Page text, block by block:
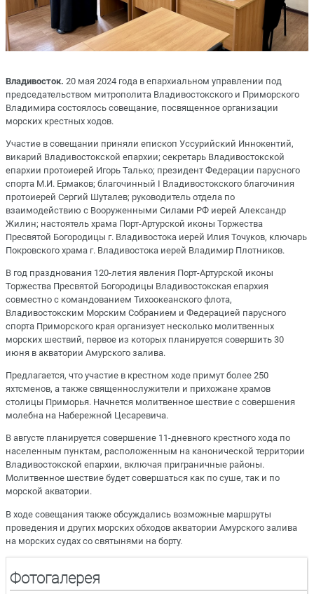
Владивосток. 20 мая 2024 года в епархиальном управлении под
председательством митрополита Владивостокского и Приморского
Владимира состоялось совещание, посвященное организации
морских крестных ходов.
Участие в совещании приняли епископ Уссурийский Иннокентий,
викарий Владивостокской епархии; секретарь Владивостокской
епархии протоиерей Игорь Талько; президент Федерации парусного
спорта М.И. Ермаков; благочинный I Владивостокского благочиния
протоиерей Сергий Шуталев; руководитель отдела по
взаимодействию с Вооруженными Силами РФ иерей Александр
Жилин; настоятель храма Порт-Артурской иконы Торжества
Пресвятой Богородицы г. Владивостока иерей Илия Точуков, ключарь
Покровского храма г. Владивостока иерей Владимир Плотников.
В год празднования 120-летия явления Порт-Артурской иконы
Торжества Пресвятой Богородицы Владивостокская епархия
совместно с командованием Тихоокеанского флота,
Владивостокским Морским Собранием и Федерацией парусного
спорта Приморского края организует несколько молитвенных
морских шествий, первое из которых планируется совершить 30
июня в акватории Амурского залива.
Предлагается, что участие в крестном ходе примут более 250
яхтсменов, а также священнослужители и прихожане храмов
столицы Приморья. Начнется молитвенное шествие с совершения
молебна на Набережной Цесаревича.
В августе планируется совершение 11-дневного крестного хода по
населенным пунктам, расположенным на канонической территории
Владивостокской епархии, включая приграничные районы.
Молитвенное шествие будет совершаться как по суше, так и по
морской акватории.
В ходе совещания также обсуждались возможные маршруты
проведения и других морских обходов акватории Амурского залива
на морских судах со святынями на борту.
Фотогалерея